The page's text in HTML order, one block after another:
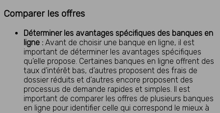
Comparer les offres
Déterminer les avantages spécifiques des banques en
ligne : Avant de choisir une banque en ligne, il est
important de déterminer les avantages spécifiques
qu’elle propose. Certaines banques en ligne offrent des
taux d’intérêt bas, d’autres proposent des frais de
dossier réduits et d’autres encore proposent des
processus de demande rapides et simples. Il est
important de comparer les offres de plusieurs banques
en ligne pour identifier celle qui correspond le mieux à